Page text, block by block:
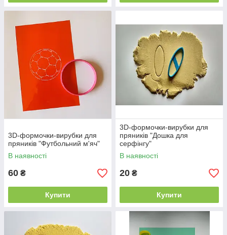
3D-формочки-вирубки для
пряників "Футбольний м'яч"
В наявності
60 ₴
Купити
3D-формочки-вирубки для
пряників "Дошка для
серфінгу"
В наявності
20 ₴
Купити